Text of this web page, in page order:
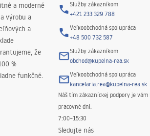
a moderné
výrobu a
a
že
%
funkčné.
Služby zákazníkom
+421 233 329 788
Veľkoobchodná spolupráca
+48 500 732 587
Služby zákazníkom
obchod@kupelna-rea.sk
Veľkoobchodná spolupráca
kancelaria.rea@kupelna-rea.sk
Náš tím zákazníckej podpory je vám
pracovné dni:
7:00–15:30
Sledujte nás